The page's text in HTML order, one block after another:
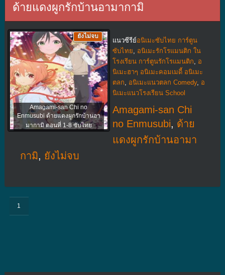
ด้ายแดงผูกรักบ้านอามากามิ
Amagami-san Chi no
Enmusubi ด้ายแดงผูกรักบ้านอา
มากามิ ตอนที่ 1-8 ซับไทย
ยังไม่จบ
แนวซีรีย์อนิเมะซับไทย การ์ตูน
ซับไทย
อนิเมะรักโรแมนติก ใน
โรงเรียน การ์ตูนรักโรแมนติก
อ
นิเมะฮาๆ อนิเมะคอมเมดี้ อนิเมะ
ตลก
อนิเมะแนวตลก Comedy, อ
นิเมะแนวโรงเรียน School
Amagami-san Chi
no Enmusubi, ด้าย
แดงผูกรักบ้านอามา
กามิ, ยังไม่จบ
1